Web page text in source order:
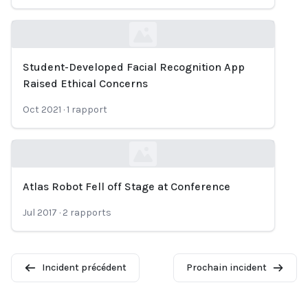
Loading...
Student-Developed Facial Recognition App
Raised Ethical Concerns
Oct 2021 ·1 rapport
Atlas Robot Fell off Stage at Conference
Jul 2017 · 2 rapports
Incident précédent Prochain incident